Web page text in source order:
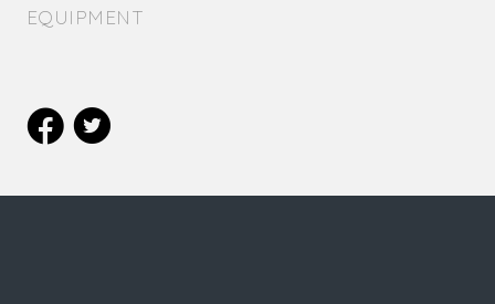
EQUIPMENT